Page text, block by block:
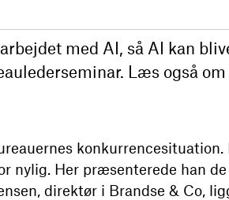
med AI, så AI kan
Læs også
nylig. Her præsenterede han
direktør i Brandse & Co,